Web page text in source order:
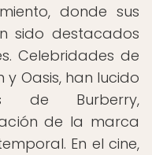
donde sus
sido destacados
Celebridades de
y Oasis, han lucido
de Burberry,
de la marca
En el cine,